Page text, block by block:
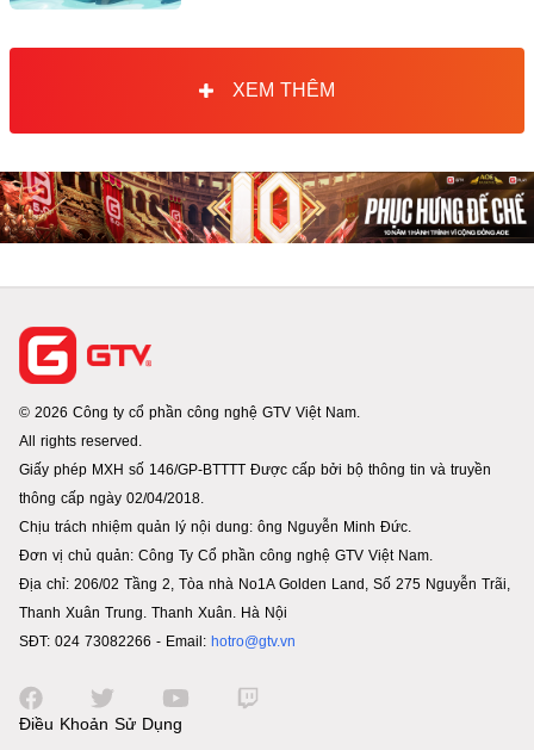
XEM THÊM
© 2026 Công ty cổ phần công nghệ GTV Việt Nam.
All rights reserved.
Giấy phép MXH số 146/GP-BTTTT Được cấp bởi bộ thông tin và truyền
thông cấp ngày 02/04/2018.
Chịu trách nhiệm quản lý nội dung: ông Nguyễn Minh Đức.
Đơn vị chủ quản: Công Ty Cổ phần công nghệ GTV Việt Nam.
Địa chỉ: 206/02 Tầng 2, Tòa nhà No1A Golden Land, Số 275 Nguyễn Trãi,
Thanh Xuân Trung. Thanh Xuân. Hà Nội
SĐT: 024 73082266 - Email: hotro@gtv.vn
Điều Khoản Sử Dụng